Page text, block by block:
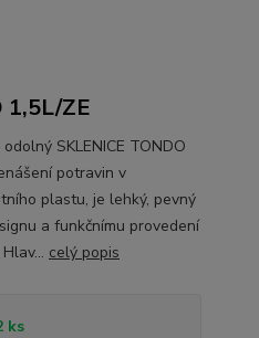
1,5L/ZE
SKLENICE TONDO
potravin v
plastu, je lehký, pevný
a funkčnímu provedení
celý popis
ks